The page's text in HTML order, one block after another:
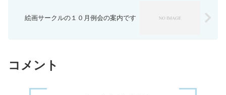
絵画サークルの１０月例会の案内です
コメント